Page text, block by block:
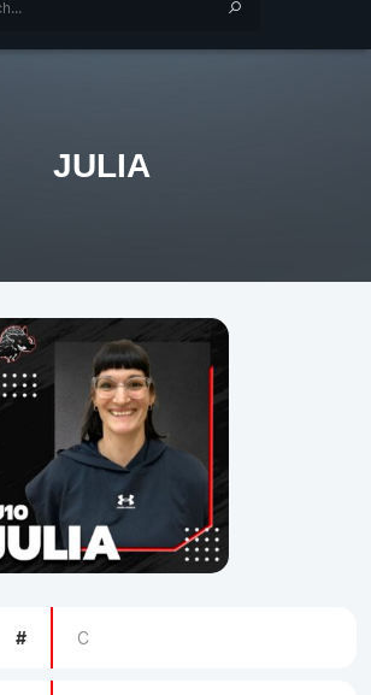
JULIA
# C